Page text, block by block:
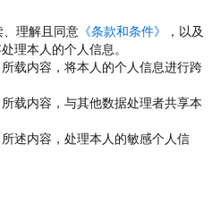
理解且同意 《条款和条件》
，以及
理本人的个人信息。
载内容，将本人的个人信息进行跨
载内容，与其他数据处理者共享本
述内容，处理本人的敏感个人信